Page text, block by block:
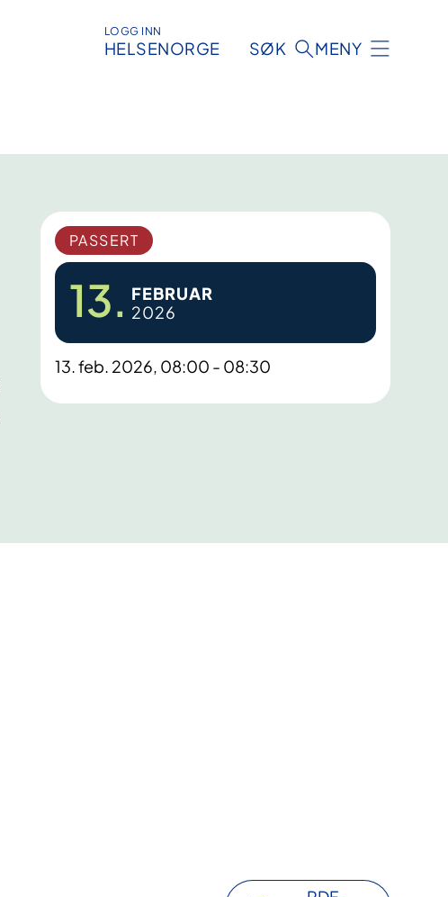
LOGG INN
HELSENORGE SØK MENY
PASSERT
13. FEBRUAR
2026
13. feb. 2026, 08:00 - 08:30